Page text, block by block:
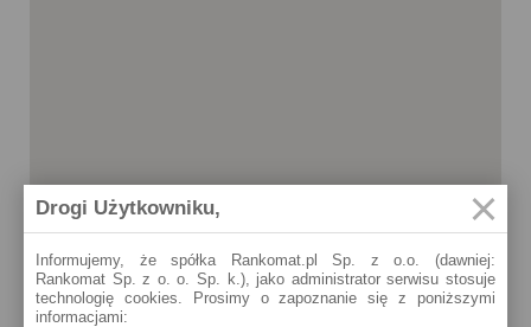
Drogi Użytkowniku,
Informujemy, że spółka Rankomat.pl Sp. z o.o. (dawniej:
Rankomat Sp. z o. o. Sp. k.), jako administrator serwisu stosuje
technologię cookies. Prosimy o zapoznanie się z poniższymi
informacjami: